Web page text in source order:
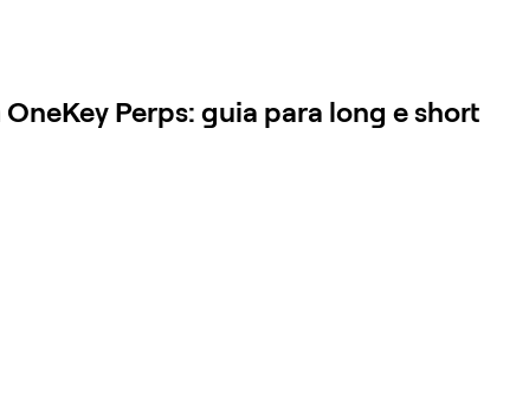
Perps: guia para long e short